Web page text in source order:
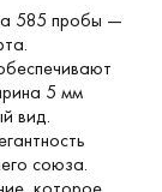
585 пробы —
5 мм
вид.
союза.